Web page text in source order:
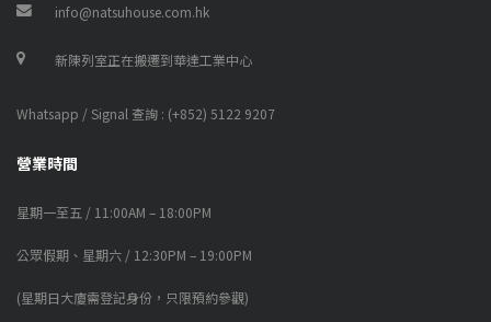
info@natsuhouse.com.hk
新陳列室正在搬遷到華達工業中心
Whatsapp / Signal 查詢 : (+852) 5122 9207
營業時間
星期一至五 / 11:00AM – 18:00PM
公眾假期、星期六 / 12:30PM – 19:00PM
(星期日大廈需登記身份，只限預約參觀)